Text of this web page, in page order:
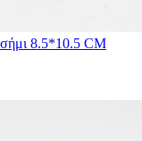
8.5*10.5 CM